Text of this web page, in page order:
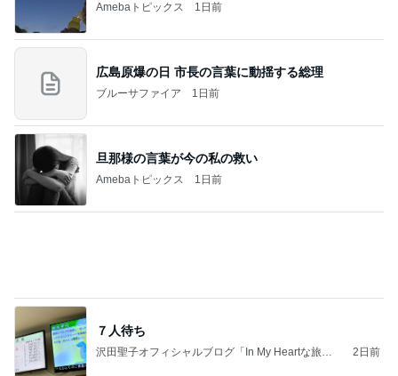
Amebaトピックス 1日前
広島原爆の日 市長の言葉に動揺する総理
ブルーサファイア 1日前
旦那様の言葉が今の私の救い
Amebaトピックス 1日前
７人待ち
沢田聖子オフィシャルブログ「In My Heartな旅日
2日前